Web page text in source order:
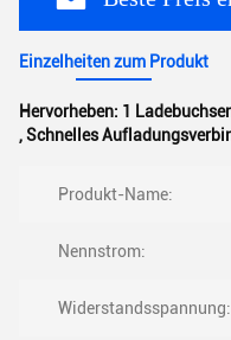
Einzelheiten zum Produkt
Hervorheben: 1
,Schnelles
Produkt-Name:
Nennstrom:
Widerstandsspannung: